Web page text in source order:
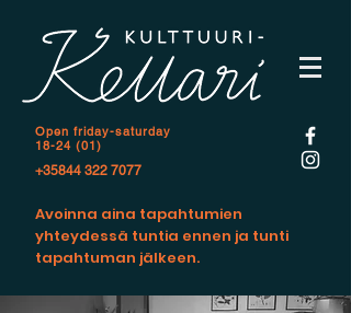
Open friday-saturday
18-24 (01)
+35844 322 7077
Avoinna aina tapahtumien
yhteydessä tuntia ennen ja tunti
tapahtuman jälkeen.